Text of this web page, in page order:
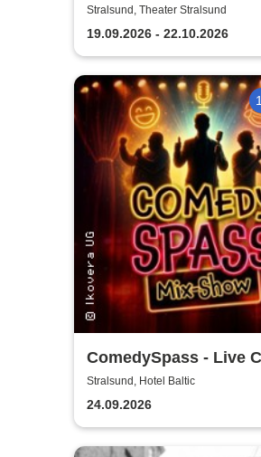
Vorpommern
Stralsund, Theater Stralsund
19.09.2026 - 22.10.2026
ComedySpass - Live
Mix-Show
Stralsund, Hotel Baltic
24.09.2026